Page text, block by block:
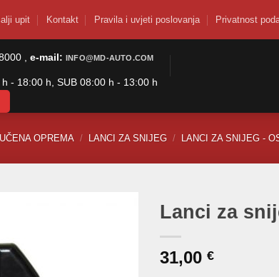
upit Kontakt Pravila i uvjeti poslovanja Privatnost
, e-mail: INFO@MD-AUTO.COM
- 18:00 h, SUB 08:00 h - 13:00 h
OPREMA / LANCI ZA SNIJEG / LANCI ZA SNIJEG -
Lanci za
31,00 €